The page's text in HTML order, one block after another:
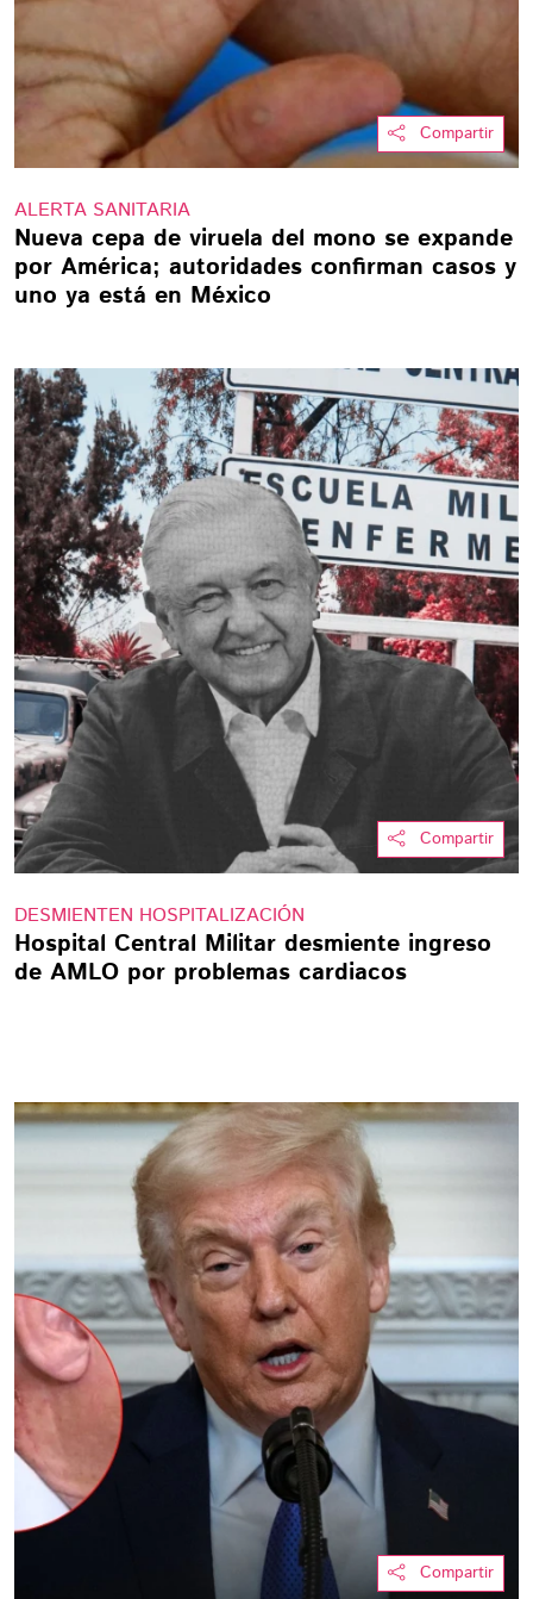
Compartir
ALERTA SANITARIA
Nueva cepa de viruela del mono se expande
por América; autoridades confirman casos y
uno ya está en México
Compartir
DESMIENTEN HOSPITALIZACIÓN
Hospital Central Militar desmiente ingreso
de AMLO por problemas cardiacos
Compartir